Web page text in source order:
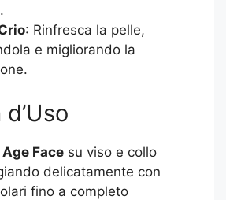
: Rinfresca la pelle,
e migliorando la
Face su viso e collo
delicatamente con
fino a completo